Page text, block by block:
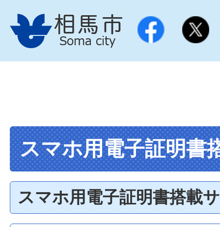
スマホ用電子証明書
スマホ用電子証明書搭載